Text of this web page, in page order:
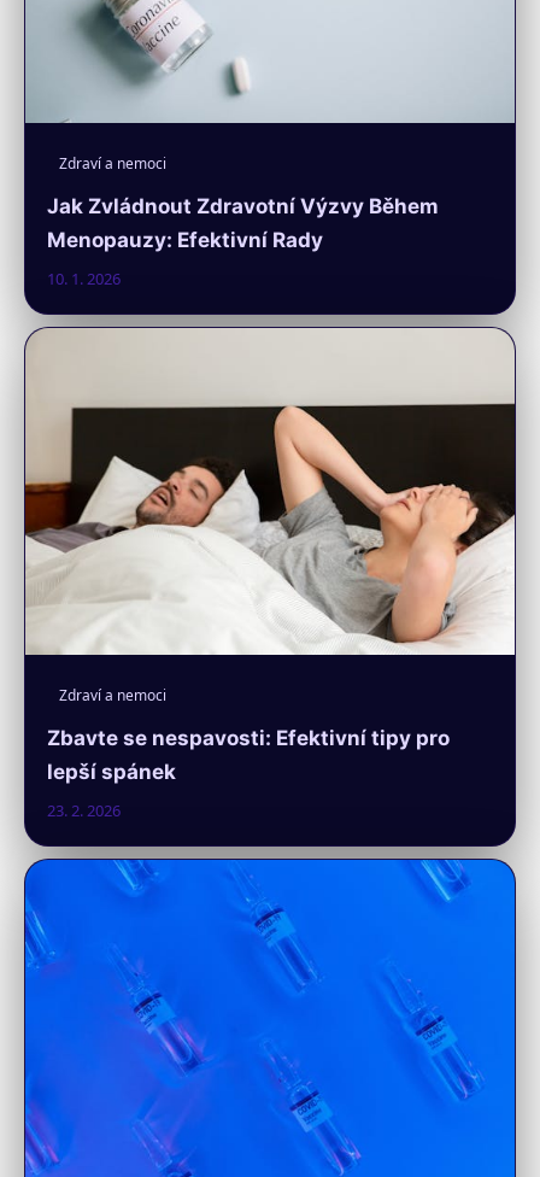
Zdraví a nemoci
Jak Zvládnout Zdravotní Výzvy Během
Menopauzy: Efektivní Rady
10. 1. 2026
Zdraví a nemoci
Zbavte se nespavosti: Efektivní tipy pro
lepší spánek
23. 2. 2026